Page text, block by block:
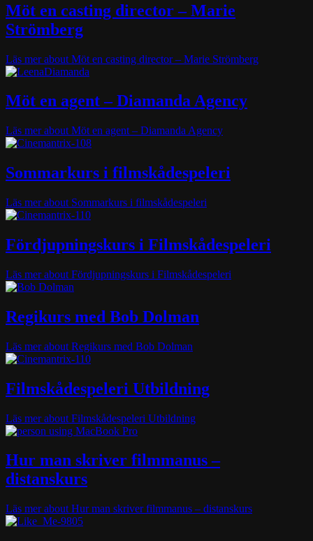
Möt en casting director – Marie
Strömberg
Läs merabout Möt en casting director – Marie Strömberg
Möt en agent – Diamanda Agency
Läs merabout Möt en agent – Diamanda Agency
Sommarkurs i filmskådespeleri
Läs merabout Sommarkurs i filmskådespeleri
Fördjupningskurs i Filmskådespeleri
Läs merabout Fördjupningskurs i Filmskådespeleri
Regikurs med Bob Dolman
Läs merabout Regikurs med Bob Dolman
Filmskådespeleri Utbildning
Läs merabout Filmskådespeleri Utbildning
Hur man skriver filmmanus –
distanskurs
Läs merabout Hur man skriver filmmanus – distanskurs